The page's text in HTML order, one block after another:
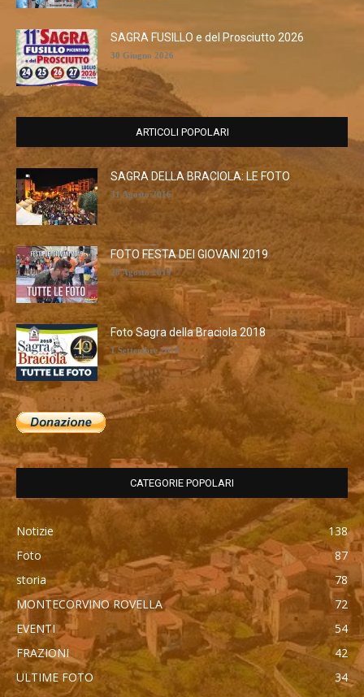
SAGRA FUSILLO e del Prosciutto 2026
30 Giugno 2026
ARTICOLI POPOLARI
SAGRA DELLA BRACIOLA: LE FOTO
31 Agosto 2016
FOTO FESTA DEI GIOVANI 2019
28 Agosto 2019
Foto Sagra della Braciola 2018
1 Settembre 2018
CATEGORIE POPOLARI
Notizie
138
Foto
87
storia
78
MONTECORVINO ROVELLA
72
EVENTI
54
FRAZIONI
42
ULTIME FOTO
34